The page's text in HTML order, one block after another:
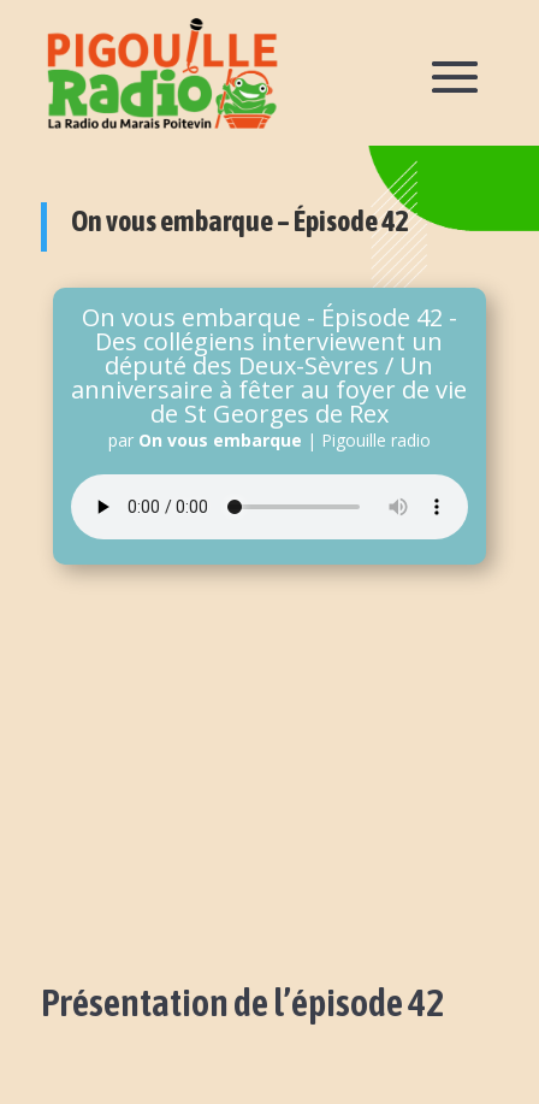
On vous embarque – Épisode 42
On vous embarque - Épisode 42 -
Des collégiens interviewent un
député des Deux-Sèvres / Un
anniversaire à fêter au foyer de vie
de St Georges de Rex
par On vous embarque | Pigouille radio
Présentation de l’épisode 42